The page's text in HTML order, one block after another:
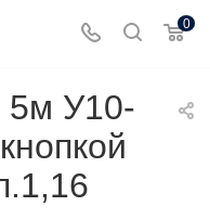
0
5м У10-